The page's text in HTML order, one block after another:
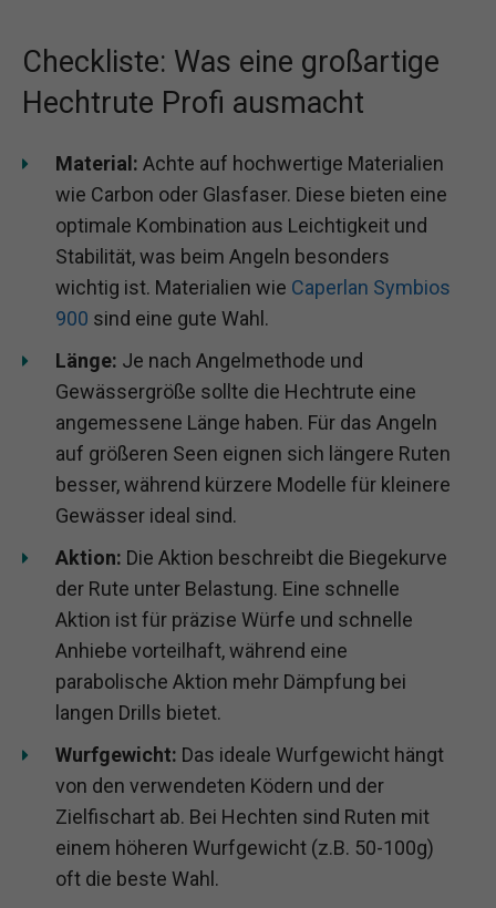
Checkliste: Was eine großartige
Hechtrute Profi ausmacht
Material: Achte auf hochwertige Materialien
wie Carbon oder Glasfaser. Diese bieten eine
optimale Kombination aus Leichtigkeit und
Stabilität, was beim Angeln besonders
wichtig ist. Materialien wie Caperlan Symbios
900 sind eine gute Wahl.
Länge: Je nach Angelmethode und
Gewässergröße sollte die Hechtrute eine
angemessene Länge haben. Für das Angeln
auf größeren Seen eignen sich längere Ruten
besser, während kürzere Modelle für kleinere
Gewässer ideal sind.
Aktion: Die Aktion beschreibt die Biegekurve
der Rute unter Belastung. Eine schnelle
Aktion ist für präzise Würfe und schnelle
Anhiebe vorteilhaft, während eine
parabolische Aktion mehr Dämpfung bei
langen Drills bietet.
Wurfgewicht: Das ideale Wurfgewicht hängt
von den verwendeten Ködern und der
Zielfischart ab. Bei Hechten sind Ruten mit
einem höheren Wurfgewicht (z.B. 50-100g)
oft die beste Wahl.